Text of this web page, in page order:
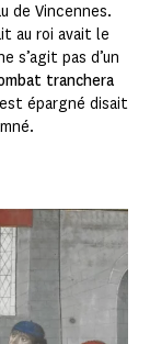
de Vincennes.
au roi avait le
s’agit pas d’un
tranchera
épargné disait